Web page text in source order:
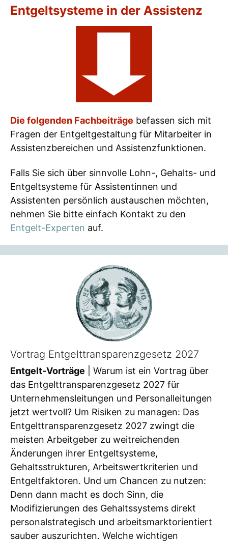
Entgeltsysteme in der Assistenz
Die folgenden Fachbeiträge befassen sich mit
Fragen der Entgeltgestaltung für Mitarbeiter in
Assistenzbereichen und Assistenzfunktionen.
Falls Sie sich über sinnvolle Lohn-, Gehalts- und
Entgeltsysteme für Assistentinnen und
Assistenten persönlich austauschen möchten,
nehmen Sie bitte einfach Kontakt zu den
Entgelt-Experten auf.
Vortrag Entgelttransparenzgesetz 2027
Entgelt-Vorträge | Warum ist ein Vortrag über
das Entgelttransparenzgesetz 2027 für
Unternehmensleitungen und Personalleitungen
jetzt wertvoll? Um Risiken zu managen: Das
Entgelttransparenzgesetz 2027 zwingt die
meisten Arbeitgeber zu weitreichenden
Änderungen ihrer Entgeltsysteme,
Gehaltsstrukturen, Arbeitswertkriterien und
Entgeltfaktoren. Und um Chancen zu nutzen:
Denn dann macht es doch Sinn, die
Modifizierungen des Gehaltssystems direkt
personalstrategisch und arbeitsmarktorientiert
sauber auszurichten. Welche wichtigen